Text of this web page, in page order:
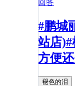
回答
#鹏城
站店
方便
褪色的泪